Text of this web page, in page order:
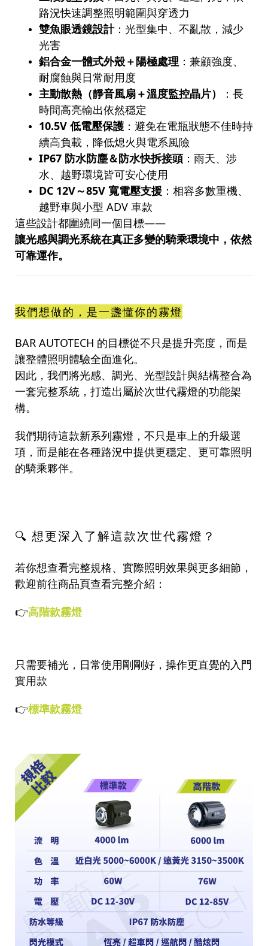
路況快速調整照明範圍與穿透力
雙魚眼透鏡設計：光型集中、不亂散，減少
光害
鋁合金一體式外殼＋陽極處理 ：兼顧強度、
耐腐蝕與日常耐用度
主動散熱（靜音風扇＋溫度監控晶片）
：長
時間高亮輸出依然穩定
10.5V 低電壓保護 ：避免在電瓶狀態不佳時持
續高負載，降低熄火與電系風險
IP67 防水防塵＆防水快拆接頭：雨天、涉
水、越野環境皆可安心使用
DC 12V～85V 寬電壓支援 ：相容多數重機、
越野車與小型 ADV 車款
這些設計都圍繞同一個目標——
讓光感與調光系統在真正多變的騎乘環境中，依然
可靠運作。
我們想做的，是一盞懂你的霧燈
BAR AUTOTECH 的目標從不只是提升亮度，而是
讓整體照明體驗全面進化。
因此，我們將光感、調光、光型設計與結構整合為
一套完整系統，打造出屬於次世代霧燈的功能架
構。
我們期待這款新系列霧燈，不只是車上的升級選
項，而是能在各種路況中提供更穩定、更可靠照明
的騎乘夥伴。
🔍 想更深入了解這款次世代霧燈？
若你想查看完整規格、實際照明效果與更多細節，
歡迎前往商品頁查看完整介紹：
👉高階款霧燈
只需要補光，日常使用剛剛好，操作更直覺的入門
實用款
👉標準款霧燈